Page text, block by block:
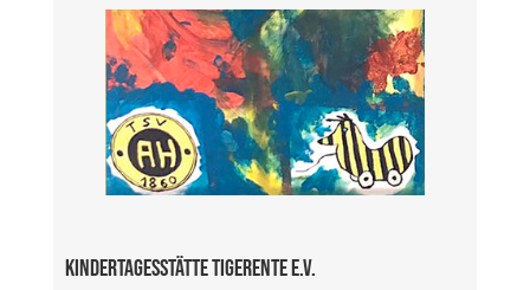
Kindertagesstätte Tigerente e.V.